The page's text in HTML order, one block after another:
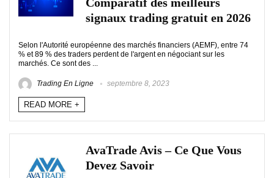
Comparatif des meilleurs
signaux trading gratuit en 2026
Selon l'Autorité européenne des marchés financiers (AEMF), entre 74
% et 89 % des traders perdent de l'argent en négociant sur les
marchés. Ce sont des ...
Trading En Ligne septembre 8, 2023
READ MORE +
AvaTrade Avis – Ce Que Vous
Devez Savoir